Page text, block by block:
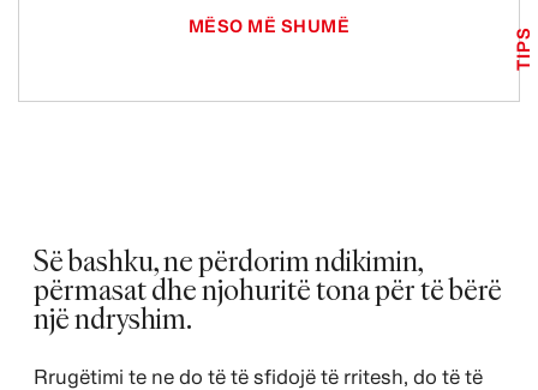
MËSO MË SHUMË
TIPS
Së bashku, ne përdorim ndikimin,
përmasat dhe njohuritë tona për të bërë
një ndryshim. ​
Rrugëtimi te ne do të të sfidojë të rritesh, do të të